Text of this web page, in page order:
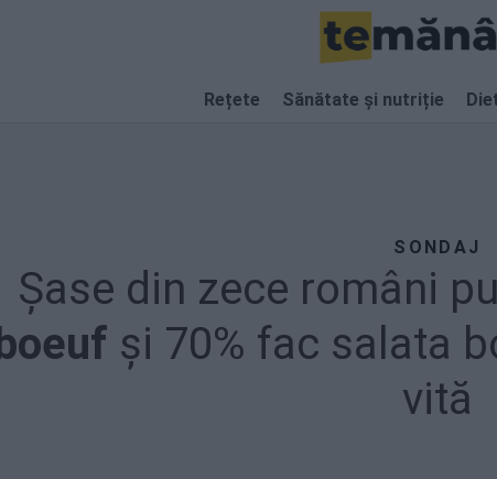
Rețete Sănătate și nutriție
SONDAJ
Șase din zece români
boeuf și 70% fac salata
vită